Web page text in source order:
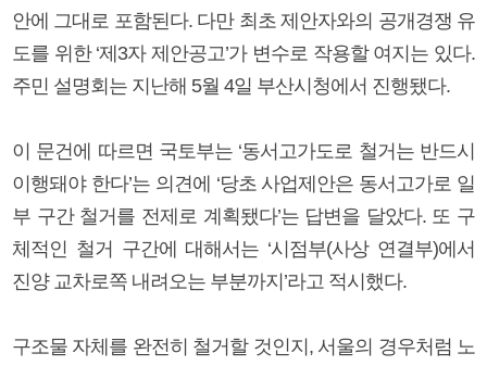
안에 그대로 포함된다. 다만 최초 제안자와의 공개경쟁 유
도를 위한 ‘제3자 제안공고’가 변수로 작용할 여지는 있다.
주민 설명회는 지난해 5월 4일 부산시청에서 진행됐다.
이 문건에 따르면 국토부는 ‘동서고가도로 철거는 반드시
이행돼야 한다’는 의견에 ‘당초 사업제안은 동서고가로 일
부 구간 철거를 전제로 계획됐다’는 답변을 달았다. 또 구
체적인 철거 구간에 대해서는 ‘시점부(사상 연결부)에서
진양 교차로쪽 내려오는 부분까지’라고 적시했다.
구조물 자체를 완전히 철거할 것인지, 서울의 경우처럼 노